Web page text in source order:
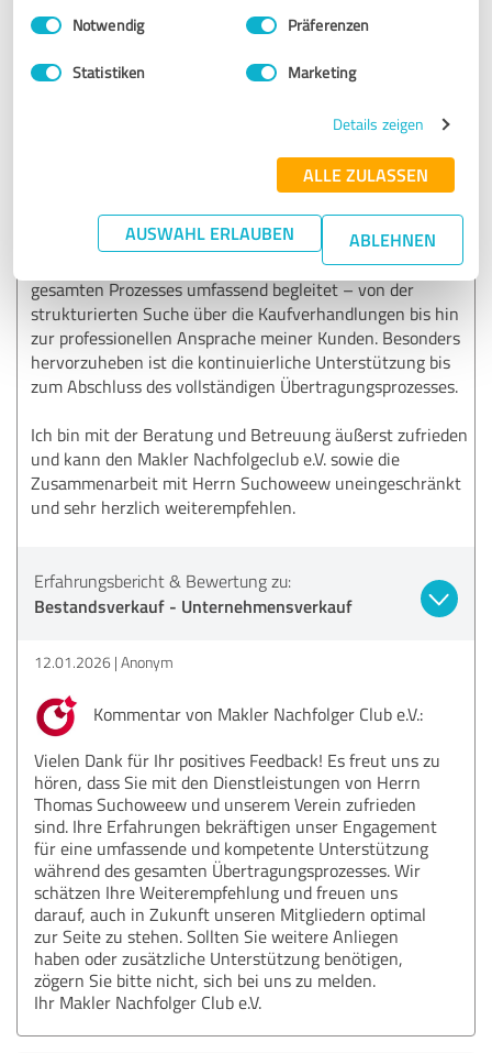
Impressum Datenschutzbestimmungen
Einwilligungsauswahl
Notwendig Präferenzen
Statistiken Marketing
Details zeigen
ALLE ZULASSEN
AUSWAHL ERLAUBEN ABLEHNEN
Empfehlung
Ich habe mit dem Makler Nachfolgeclub e.V. sehr gute
Erfahrungen gemacht. Durch die kompetente und
engagierte Unterstützung von Herrn Thomas Suchoweew
konnte ich einen passenden Nachfolger für meinen
Bestand finden. Herr Suchoweew hat mich während des
gesamten Prozesses umfassend begleitet – von der
strukturierten Suche über die Kaufverhandlungen bis hin
zur professionellen Ansprache meiner Kunden. Besonders
hervorzuheben ist die kontinuierliche Unterstützung bis
zum Abschluss des vollständigen Übertragungsprozesses.
Ich bin mit der Beratung und Betreuung äußerst zufrieden
und kann den Makler Nachfolgeclub e.V. sowie die
Zusammenarbeit mit Herrn Suchoweew uneingeschränkt
und sehr herzlich weiterempfehlen.
Erfahrungsbericht & Bewertung zu:
Bestandsverkauf - Unternehmensverkauf
12.01.2026 Anonym
Kommentar von Makler Nachfolger Club e.V.:
Vielen Dank für Ihr positives Feedback! Es freut uns zu
hören, dass Sie mit den Dienstleistungen von Herrn
Thomas Suchoweew und unserem Verein zufrieden
sind. Ihre Erfahrungen bekräftigen unser Engagement
für eine umfassende und kompetente Unterstützung
während des gesamten Übertragungsprozesses. Wir
schätzen Ihre Weiterempfehlung und freuen uns
darauf, auch in Zukunft unseren Mitgliedern optimal
zur Seite zu stehen. Sollten Sie weitere Anliegen
haben oder zusätzliche Unterstützung benötigen,
zögern Sie bitte nicht, sich bei uns zu melden.
Ihr Makler Nachfolger Club e.V.